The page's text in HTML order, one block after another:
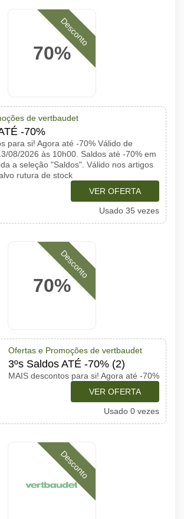
70%
Desconto
de vertbaudet
-70%
para si! Agora até -70% Válido de
08/2026 às 10h00. Saldos até -70% em
a seleção "Saldos". Válido nos artigos
rutura de stock
VER OFERTA
Usado 35 vezes
70%
Desconto
Ofertas e Promoções de vertbaudet
3ºs Saldos ATÉ -70% (2)
MAIS descontos para si! Agora até -70%
VER OFERTA
Usado 0 vezes
Desconto